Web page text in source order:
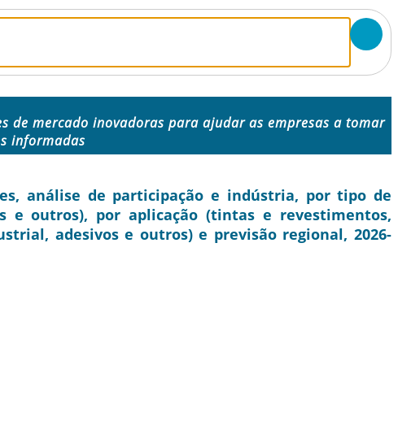
de mercado inovadoras para ajudar as empresas a tomar
informadas
análise de participação e indústria, por tipo de
e outros), por aplicação (tintas e revestimentos,
adesivos e outros) e previsão regional, 2026-